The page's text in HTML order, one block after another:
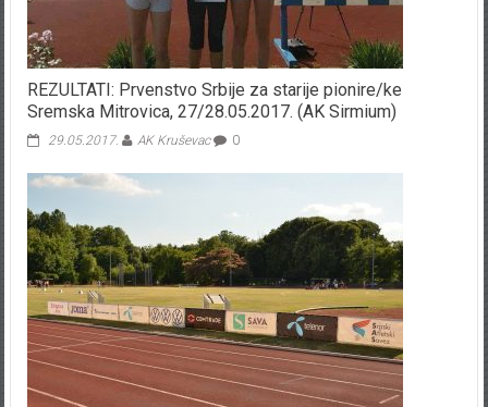
REZULTATI: Prvenstvo Srbije za starije pionire/ke
Sremska Mitrovica, 27/28.05.2017. (AK Sirmium)
29.05.2017. AK Kruševac 0